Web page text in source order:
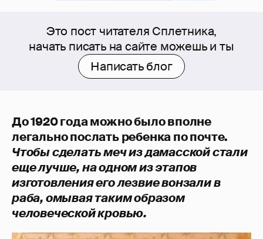
Это пост читателя Сплетника,
начать писать на сайте можешь и ты
Написать блог
До 1920 года можно было вполне
легально послать ребенка по почте.
Чтобы сделать меч из дамасской стали
еще лучше, на одном из этапов
изготовления его лезвие вонзали в
раба, омывая таким образом
человеческой кровью.